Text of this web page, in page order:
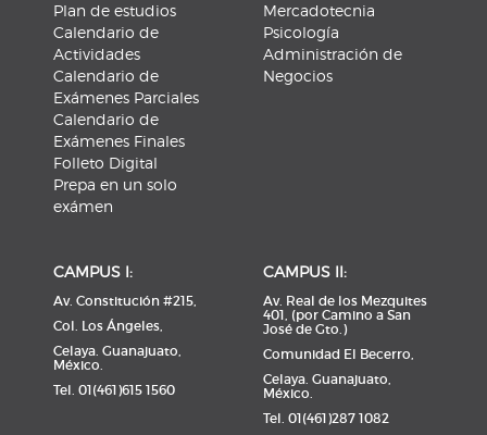
Plan de estudios
Calendario de
Actividades
Calendario de
Exámenes Parciales
Calendario de
Exámenes Finales
Folleto Digital
Prepa en un solo
exámen
Mercadotecnia
Psicología
Administración de
Negocios
CAMPUS l:
Av. Constitución #215,
Col. Los Ángeles,
Celaya. Guanajuato,
México.
Tel. 01(461)615 1560
CAMPUS ll:
Av. Real de los Mezquites
401, (por Camino a San
José de Gto.)
Comunidad El Becerro,
Celaya. Guanajuato,
México.
Tel. 01(461)287 1082